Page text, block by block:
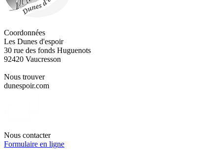
Coordonnées
Les Dunes d'espoir
30 rue des fonds Huguenots
92420 Vaucresson
Nous trouver
dunespoir.com
Nous contacter
Formulaire en ligne